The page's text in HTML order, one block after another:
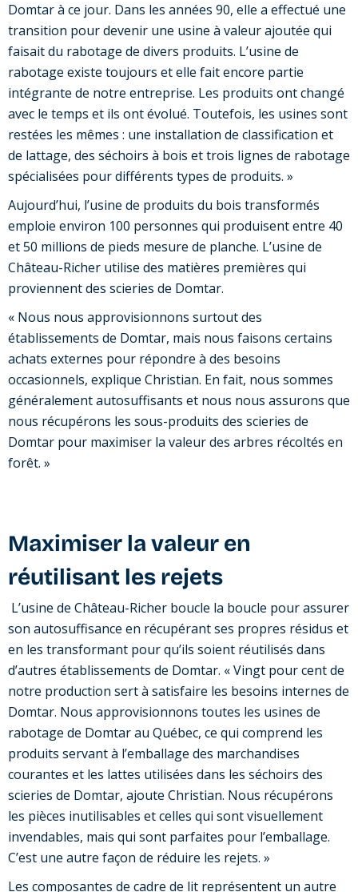
Domtar à ce jour. Dans les années 90, elle a effectué une
transition pour devenir une usine à valeur ajoutée qui
faisait du rabotage de divers produits. L’usine de
rabotage existe toujours et elle fait encore partie
intégrante de notre entreprise. Les produits ont changé
avec le temps et ils ont évolué. Toutefois, les usines sont
restées les mêmes : une installation de classification et
de lattage, des séchoirs à bois et trois lignes de rabotage
spécialisées pour différents types de produits. »
Aujourd’hui, l’usine de produits du bois transformés
emploie environ 100 personnes qui produisent entre 40
et 50 millions de pieds mesure de planche. L’usine de
Château-Richer utilise des matières premières qui
proviennent des scieries de Domtar.
« Nous nous approvisionnons surtout des
établissements de Domtar, mais nous faisons certains
achats externes pour répondre à des besoins
occasionnels, explique Christian. En fait, nous sommes
généralement autosuffisants et nous nous assurons que
nous récupérons les sous-produits des scieries de
Domtar pour maximiser la valeur des arbres récoltés en
forêt. »
Maximiser la valeur en
réutilisant les rejets
L’usine de Château-Richer boucle la boucle pour assurer
son autosuffisance en récupérant ses propres résidus et
en les transformant pour qu’ils soient réutilisés dans
d’autres établissements de Domtar. « Vingt pour cent de
notre production sert à satisfaire les besoins internes de
Domtar. Nous approvisionnons toutes les usines de
rabotage de Domtar au Québec, ce qui comprend les
produits servant à l’emballage des marchandises
courantes et les lattes utilisées dans les séchoirs des
scieries de Domtar, ajoute Christian. Nous récupérons
les pièces inutilisables et celles qui sont visuellement
invendables, mais qui sont parfaites pour l’emballage.
C’est une autre façon de réduire les rejets. »
Les composantes de cadre de lit représentent un autre